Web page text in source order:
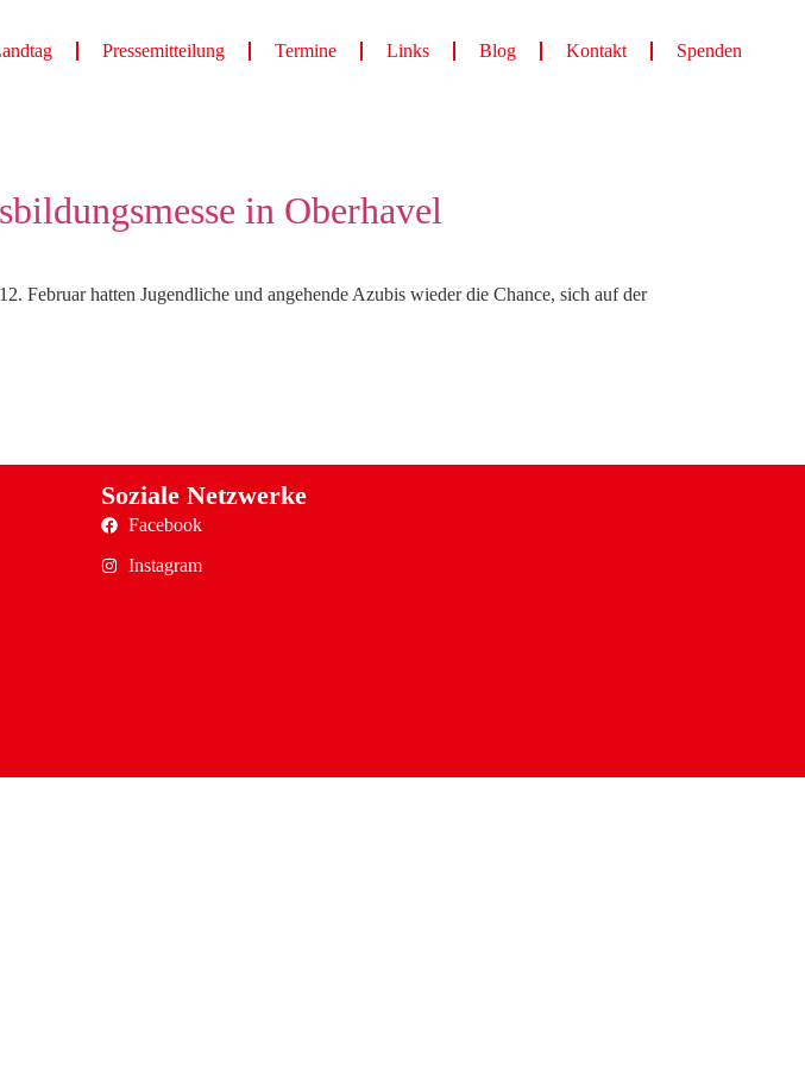
Pressemitteilung Termine Links Blog Kontakt Spenden
in Oberhavel
Februar hatten Jugendliche und angehende Azubis wieder die Chance, sich auf der
Soziale Netzwerke
Facebook
Instagram